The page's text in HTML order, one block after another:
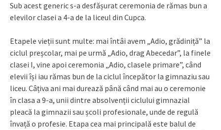
Sub acest generic s-a desfășurat ceremonia de rămas bun a
elevilor clasei a 4-a de la liceul din Cupca.
Etapele vieții sunt multe: mai întâi avem „Adio, grădiniță” la
ciclul preșcolar, mai pe urmă „Adio, drag Abecedar”, la finele
clasei I, vine apoi ceremonia „Adio, clasele primare”, când
elevii își iau rămas bun de la ciclul începător la gimnaziu sau
liceu. Câțiva ani mai durează până când mai au o ceremonie
în clasa a 9-a, unii dintre absolvenții ciclului gimnazial
pleacă la gimnazii sau școli profesionale, unde de regulă
învață o profesie. Etapa cea mai principală este balul de